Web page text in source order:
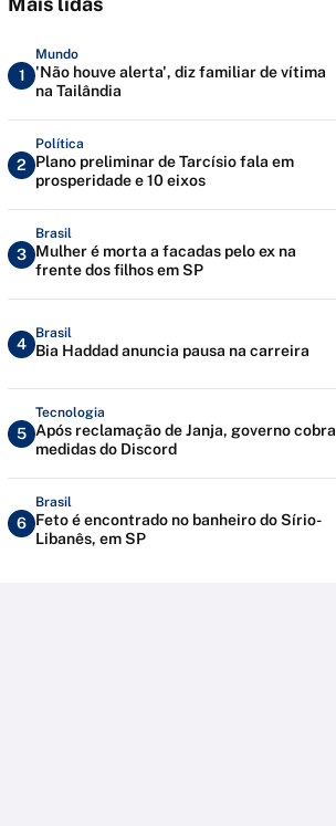
1
Mundo
'Não houve alerta', diz familiar de vítima
na Tailândia
2
Política
Plano preliminar de Tarcísio fala em
prosperidade e 10 eixos
3
Brasil
Mulher é morta a facadas pelo ex na
frente dos filhos em SP
4
Brasil
Bia Haddad anuncia pausa na carreira
5
Tecnologia
Após reclamação de Janja, governo cobra
medidas do Discord
6
Brasil
Feto é encontrado no banheiro do Sírio-
Libanês, em SP